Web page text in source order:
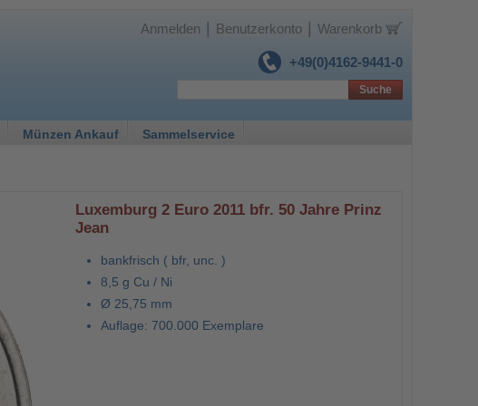
+49(0)4162-9441-0
Anmelden Benutzerkonto Warenkorb
Münzen Ankauf Sammelservice
Suche
Luxemburg 2 Euro 2011 bfr. 50 Jahre Prinz
Jean
bankfrisch ( bfr, unc. )
8,5 g Cu / Ni
Ø 25,75 mm
Auflage: 700.000 Exemplare